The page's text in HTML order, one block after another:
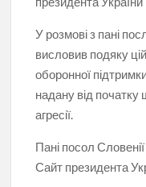
У розмові з пані
висловив подяку
оборонної
надану від початку
агресії.
Пані посол
Сайт президента